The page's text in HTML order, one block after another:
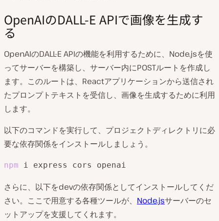
OpenAIのDALL-E APIで画像を生成す
る
OpenAIのDALL-E APIの機能を利用するために、Node.jsを使
ってサーバーを構築し、サーバー内にPOSTルートを作成し
ます。このルートは、Reactアプリケーションから送信され
たプロンプトテキストを受信し、画像を生成するために利用
します。
以下のコマンドを実行して、プロジェクトディレクトリに必
要な依存関係をインストールしましょう。
npm i express cors openai
さらに、以下をdevの依存関係としてインストールしてくだ
さい。ここで用意する各種ツールが、 Node.jsサーバーのセ
ットアップを支援してくれます。